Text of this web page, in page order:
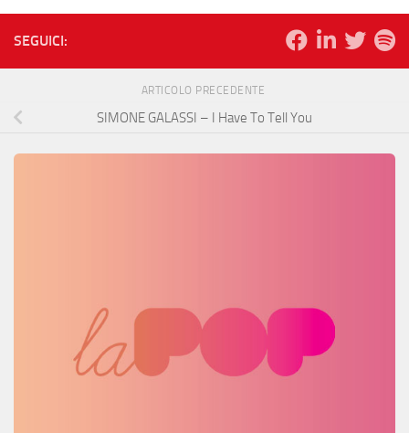
SEGUICI:
ARTICOLO PRECEDENTE
SIMONE GALASSI – I Have To Tell You